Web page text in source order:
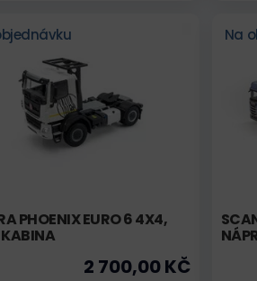
PHOENIX EURO 6 4X4,
2 700,00 KČ
Na